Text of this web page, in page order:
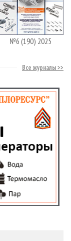
№6 (190) 2025
Все журналы